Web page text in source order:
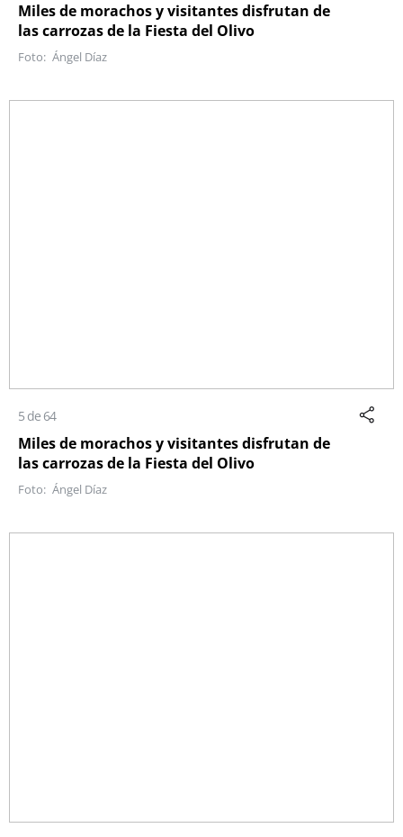
Miles de morachos y visitantes disfrutan de
las carrozas de la Fiesta del Olivo
Ángel Díaz
5 de 64
Miles de morachos y visitantes disfrutan de
las carrozas de la Fiesta del Olivo
Ángel Díaz